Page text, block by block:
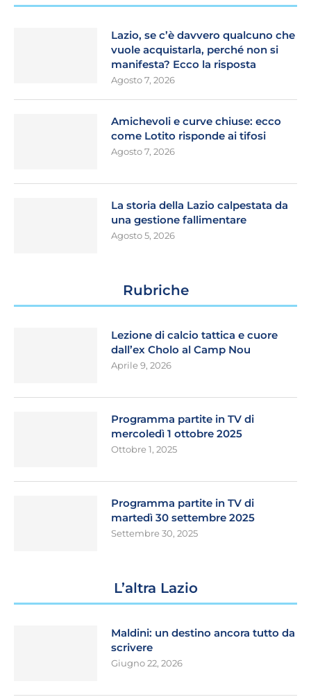
Lazio, se c’è davvero qualcuno che
vuole acquistarla, perché non si
manifesta? Ecco la risposta
Agosto 7, 2026
Amichevoli e curve chiuse: ecco
come Lotito risponde ai tifosi
Agosto 7, 2026
La storia della Lazio calpestata da
una gestione fallimentare
Agosto 5, 2026
Rubriche
Lezione di calcio tattica e cuore
dall’ex Cholo al Camp Nou
Aprile 9, 2026
Programma partite in TV di
mercoledì 1 ottobre 2025
Ottobre 1, 2025
Programma partite in TV di
martedì 30 settembre 2025
Settembre 30, 2025
L’altra Lazio
Maldini: un destino ancora tutto da
scrivere
Giugno 22, 2026